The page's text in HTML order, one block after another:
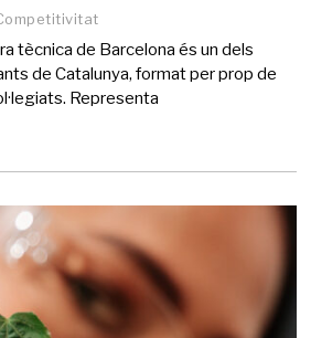
tècnica de Barcelona és un dels
de Catalunya, format per prop de
Representa